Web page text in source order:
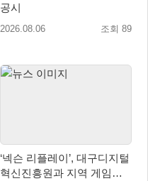
공시
2026.08.06 조회 89
‘넥슨 리플레이’, 대구디지털
혁신진흥원과 지역 게임산